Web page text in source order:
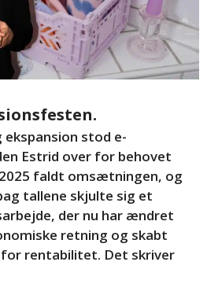
stod e-
Estrid over for behovet
faldt omsætningen, og
tallene skjulte sig et
der nu har ændret
retning og skabt
rentabilitet. Det skriver